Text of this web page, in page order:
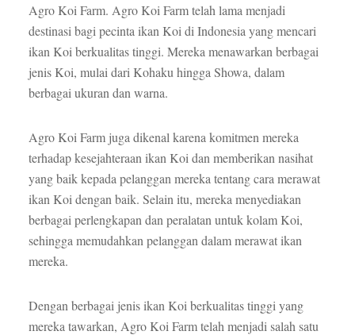
Agro Koi Farm. Agro Koi Farm telah lama menjadi
destinasi bagi pecinta ikan Koi di Indonesia yang mencari
ikan Koi berkualitas tinggi. Mereka menawarkan berbagai
jenis Koi, mulai dari Kohaku hingga Showa, dalam
berbagai ukuran dan warna.
Agro Koi Farm juga dikenal karena komitmen mereka
terhadap kesejahteraan ikan Koi dan memberikan nasihat
yang baik kepada pelanggan mereka tentang cara merawat
ikan Koi dengan baik. Selain itu, mereka menyediakan
berbagai perlengkapan dan peralatan untuk kolam Koi,
sehingga memudahkan pelanggan dalam merawat ikan
mereka.
Dengan berbagai jenis ikan Koi berkualitas tinggi yang
mereka tawarkan, Agro Koi Farm telah menjadi salah satu